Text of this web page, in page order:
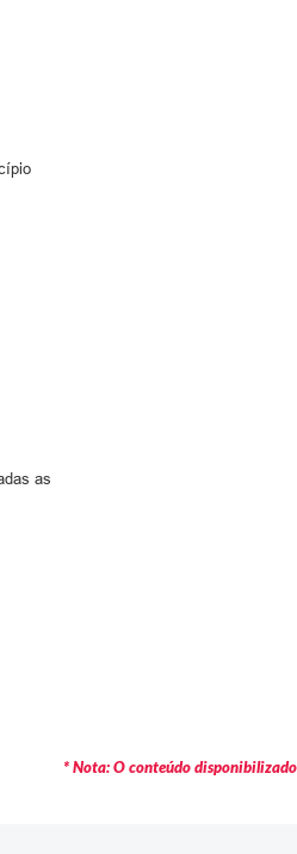
as
* Nota: O conteúdo